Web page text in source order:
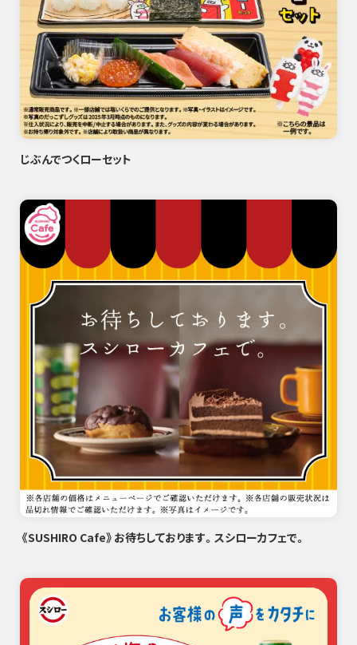
じぶんでつくローセット
《SUSHIRO Cafe》お待ちしております。スシローカフェで。